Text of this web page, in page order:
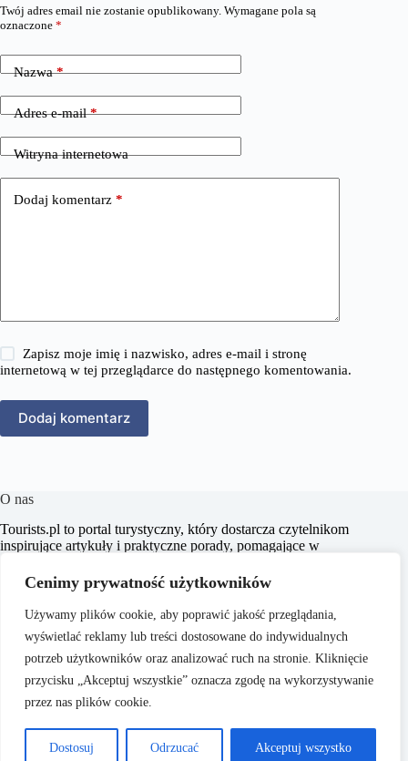
Cenimy prywatność użytkowników
Używamy plików cookie, aby poprawić jakość przeglądania,
wyświetlać reklamy lub treści dostosowane do indywidualnych
potrzeb użytkowników oraz analizować ruch na stronie. Kliknięcie
przycisku „Akceptuj wszystkie” oznacza zgodę na wykorzystywanie
przez nas plików cookie.
Dostosuj Odrzucać Akceptuj wszystko
Twój adres email nie zostanie opublikowany. Wymagane pola są
oznaczone *
Nazwa*
Adres e-mail*
Witryna internetowa
Dodaj komentarz *
Zapisz moje imię i nazwisko, adres e-mail i stronę
internetową w tej przeglądarce do następnego komentowania.
Dodaj komentarz
O nas
​Tourists.pl to portal turystyczny, który dostarcza czytelnikom
inspirujące artykuły i praktyczne porady, pomagające w
wspieranie pasjonatów turystyki w odkrywaniu nowych
miejsc oraz kultur, dostarczając rzetelnych i aktualnych
informacji.
Copyright © 2026 -
O nas
Polityka Prywatności